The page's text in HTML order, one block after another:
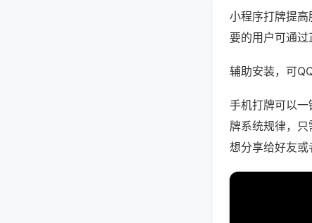
小程序打牌提高
要的用户可通过
辅助安装，可
手机打牌可以一
牌系统规律，
想分享给好友或